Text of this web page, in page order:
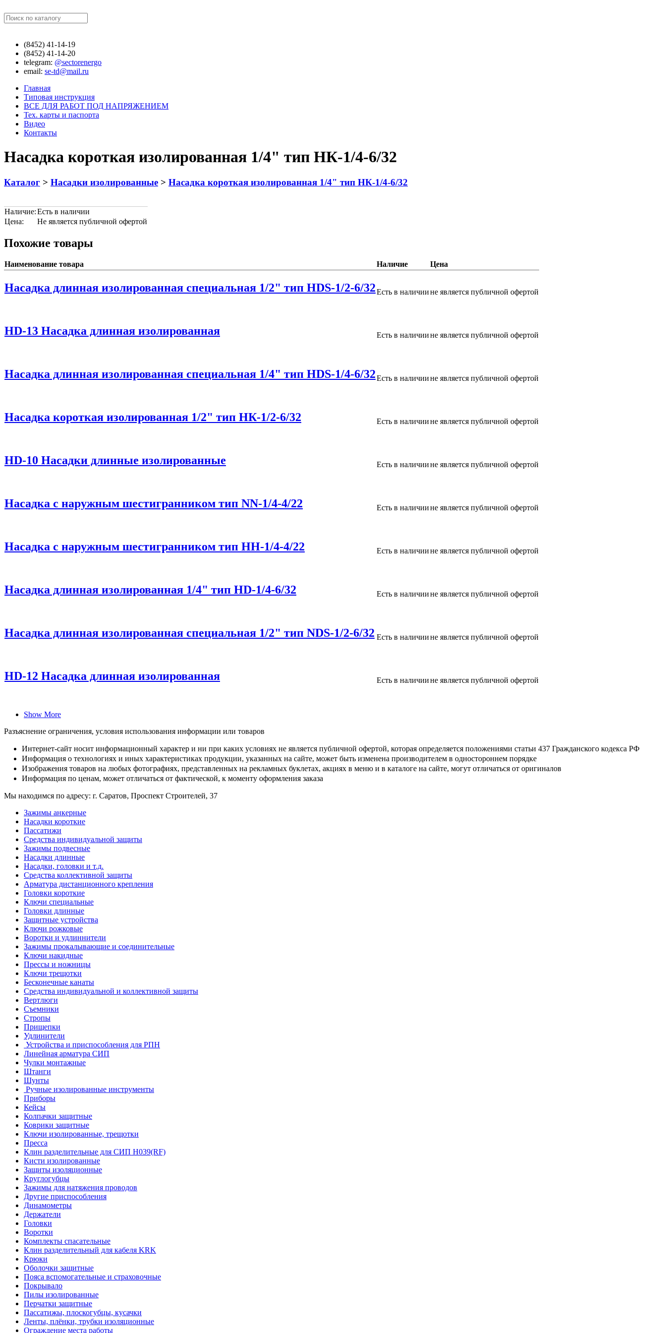
Найти
(8452) 41-14-19
(8452) 41-14-20
telegram: @sectorenergo
email: se-td@mail.ru
Главная
Типовая инструкция
ВСЕ ДЛЯ РАБОТ ПОД НАПРЯЖЕНИЕМ
Тех. карты и паспорта
Видео
Контакты
Насадка короткая изолированная 1/4" тип НК-1/4-6/32
Каталог > Насадки изолированные > Насадка короткая изолированная 1/4" тип НК-1/4-6/32
Наличие:Есть в наличии
Цена:
Не является публичной офертой
Похожие товары
Наименование товара Наличие Цена
Насадка длинная изолированная специальная 1/2" тип НDS-1/2-6/32Есть в наличиине является публичной офертой
HD-13 Насадка длинная изолированная Есть в наличиине является публичной офертой
Насадка длинная изолированная специальная 1/4" тип НDS-1/4-6/32Есть в наличиине является публичной офертой
Насадка короткая изолированная 1/2" тип НК-1/2-6/32 Есть в наличиине является публичной офертой
HD-10 Насадки длинные изолированные Есть в наличиине является публичной офертой
Насадка с наружным шестигранником тип NN-1/4-4/22 Есть в наличиине является публичной офертой
Насадка с наружным шестигранником тип НН-1/4-4/22 Есть в наличиине является публичной офертой
Насадка длинная изолированная 1/4" тип НD-1/4-6/32 Есть в наличиине является публичной офертой
Насадка длинная изолированная специальная 1/2" тип NDS-1/2-6/32 Есть в наличиине является публичной офертой
HD-12 Насадка длинная изолированная Есть в наличиине является публичной офертой
Show More
Разъяснение ограничения, условия использования информации или товаров
Интернет-сайт носит информационный характер и ни при каких условиях не является публичной офертой, которая определяется положениями статьи 437 Гражданского кодекса РФ
Информация о технологиях и иных характеристиках продукции, указанных на сайте, может быть изменена производителем в одностороннем порядке
Изображения товаров на любых фотографиях, представленных на рекламных буклетах, акциях в меню и в каталоге на сайте, могут отличаться от оригиналов
Информация по ценам, может отличаться от фактической, к моменту оформления заказа
Мы находимся по адресу: г. Саратов, Проспект Строителей, 37
Зажимы анкерные
Насадки короткие
Пассатижи
Средства индивидуальной защиты
Зажимы подвесные
Насадки длинные
Насадки, головки и т.д.
Средства коллективной защиты
Арматура дистанционного крепления
Головки короткие
Ключи специальные
Головки длинные
Защитные устройства
Ключи рожковые
Воротки и удлиннители
Зажимы прокалывающие и соединительные
Ключи накидные
Прессы и ножницы
Ключи трещотки
Бесконечные канаты
Средства индивидуальной и коллективной защиты
Вертлюги
Съемники
Стропы
Прищепки
Удлинители
Устройства и приспособления для РПН
Линейная арматура СИП
Чулки монтажные
Штанги
Шунты
Ручные изолированные инструменты
Приборы
Кейсы
Колпачки защитные
Коврики защитные
Ключи изолированные, трещотки
Пресса
Клин разделительные для СИП Н039(RF)
Кисти изолированные
Защиты изоляционные
Круглогубцы
Зажимы для натяжения проводов
Другие приспособления
Динамометры
Держатели
Головки
Воротки
Комплекты спасательные
Клин разделительный для кабеля KRK
Крюки
Оболочки защитные
Пояса вспомогательные и страховочные
Покрывало
Пилы изолированные
Перчатки защитные
Пассатижы, плоскогубцы, кусачки
Ленты, плёнки, трубки изоляционные
Ограждение места работы